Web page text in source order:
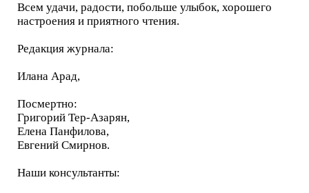
Всем удачи, радости, побольше улыбок, хорошего
настроения и приятного чтения.
Редакция журнала:
Илана Арад,
Посмертно:
Григорий Тер-Азарян,
Елена Панфилова,
Евгений Смирнов.
Наши консультанты: